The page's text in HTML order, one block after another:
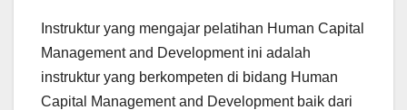
Instruktur yang mengajar pelatihan Human Capital
Management and Development ini adalah
instruktur yang berkompeten di bidang Human
Capital Management and Development baik dari